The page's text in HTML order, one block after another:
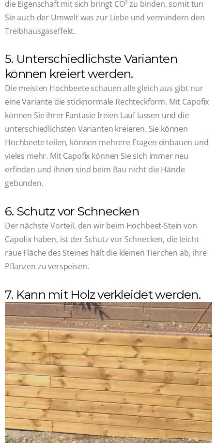
die Eigenschaft mit sich bringt CO² zu binden, somit tun
Sie auch der Umwelt was zur Liebe und vermindern den
Treibhausgaseffekt.
5. Unterschiedlichste Varianten
können kreiert werden.
Die meisten Hochbeete schauen alle gleich aus gibt nur
eine Variante die sticknormale Rechteckform. Mit Capofix
können Sie ihrer Fantasie freien Lauf lassen und die
unterschiedlichsten Varianten kreieren. Sie können
Hochbeete teilen, können mehrere Etagen einbauen und
vieles mehr. Mit Capofix können Sie sich immer neu
erfinden und ihnen sind beim Bau nicht die Hände
gebunden.
6. Schutz vor Schnecken
Der nächste Vorteil, den wir beim Hochbeet-Stein von
Capofix haben, ist der Schutz vor Schnecken, die leicht
raue Fläche des Steines hält die kleinen Tierchen ab, ihre
Pflanzen zu verspeisen.
7. Kann mit Holz verkleidet werden.